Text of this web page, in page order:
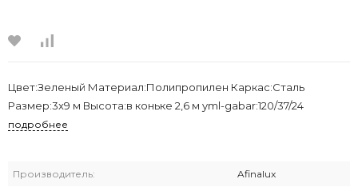
Цвет:Зеленый Материал:Полипропилен Каркас:Сталь
Размер:3x9 м Высота:в коньке 2,6 м yml-gabar:120/37/24
подробнее
Производитель: Afinalux